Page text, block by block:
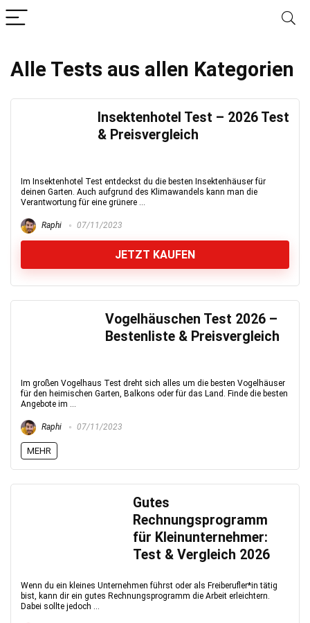
Alle Tests aus allen Kategorien
Insektenhotel Test – 2026 Test
& Preisvergleich
Im Insektenhotel Test entdeckst du die besten Insektenhäuser für
deinen Garten. Auch aufgrund des Klimawandels kann man die
Verantwortung für eine grünere ...
Raphi 07/11/2023
JETZT KAUFEN
Vogelhäuschen Test 2026 –
Bestenliste & Preisvergleich
Im großen Vogelhaus Test dreht sich alles um die besten Vogelhäuser
für den heimischen Garten, Balkons oder für das Land. Finde die besten
Angebote im ...
Raphi 07/11/2023
MEHR
Gutes
Rechnungsprogramm
für Kleinunternehmer:
Test & Vergleich 2026
Wenn du ein kleines Unternehmen führst oder als Freiberufler*in tätig
bist, kann dir ein gutes Rechnungsprogramm die Arbeit erleichtern.
Dabei sollte jedoch ...